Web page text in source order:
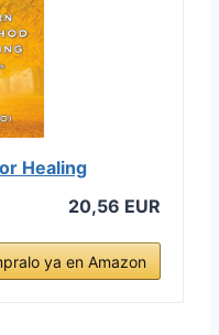
Healing
20,56 EUR
ya en Amazon